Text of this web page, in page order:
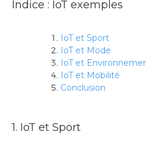
Indice : IoT exemples
IoT et Sport
IoT et Mode
IoT et
IoT et Mobilité
Conclusion
1. IoT et Sport